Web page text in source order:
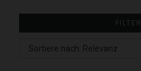
FILTER
Sortiere nach: Relevanz